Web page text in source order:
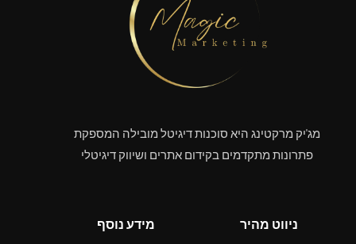
מג'יק מרקטינג היא סוכנות דיגיטל מובילה המספקת
פתרונות מתקדמים בקידום אתרים ושיווק דיגיטלי
ניווט מהיר מידע נוסף